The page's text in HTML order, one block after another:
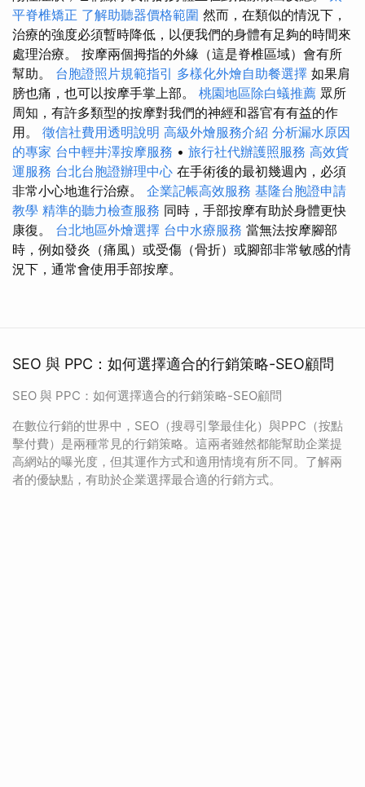
平脊椎矯正 了解助聽器價格範圍 然而，在類似的情況下，
治療的強度必須暫時降低，以便我們的身體有足夠的時間來
處理治療。 按摩兩個拇指的外緣（這是脊椎區域）會有所
幫助。 台胞證照片規範指引 多樣化外燴自助餐選擇 如果肩
膀也痛，也可以按摩手掌上部。 桃園地區除白蟻推薦 眾所
周知，有許多類型的按摩對我們的神經和器官有有益的作
用。 徵信社費用透明說明 高級外燴服務介紹 分析漏水原因
的專家 台中輕井澤按摩服務 • 旅行社代辦護照服務 高效貨
運服務 台北台胞證辦理中心 在手術後的最初幾週內，必須
非常小心地進行治療。 企業記帳高效服務 基隆台胞證申請
教學 精準的聽力檢查服務 同時，手部按摩有助於身體更快
康復。 台北地區外燴選擇 台中水療服務 當無法按摩腳部
時，例如發炎（痛風）或受傷（骨折）或腳部非常敏感的情
況下，通常會使用手部按摩。
SEO 與 PPC：如何選擇適合的行銷策略-SEO顧問
SEO 與 PPC：如何選擇適合的行銷策略-SEO顧問
在數位行銷的世界中，SEO（搜尋引擎最佳化）與PPC（按點
擊付費）是兩種常見的行銷策略。這兩者雖然都能幫助企業提
高網站的曝光度，但其運作方式和適用情境有所不同。了解兩
者的優缺點，有助於企業選擇最合適的行銷方式。